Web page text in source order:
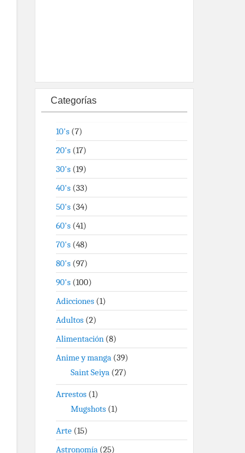
Categorías
10's (7)
20's (17)
30's (19)
40's (33)
50's (34)
60's (41)
70's (48)
80's (97)
90's (100)
Adicciones (1)
Adultos (2)
Alimentación (8)
Anime y manga (39)
Saint Seiya (27)
Arrestos (1)
Mugshots (1)
Arte (15)
Astronomía (25)